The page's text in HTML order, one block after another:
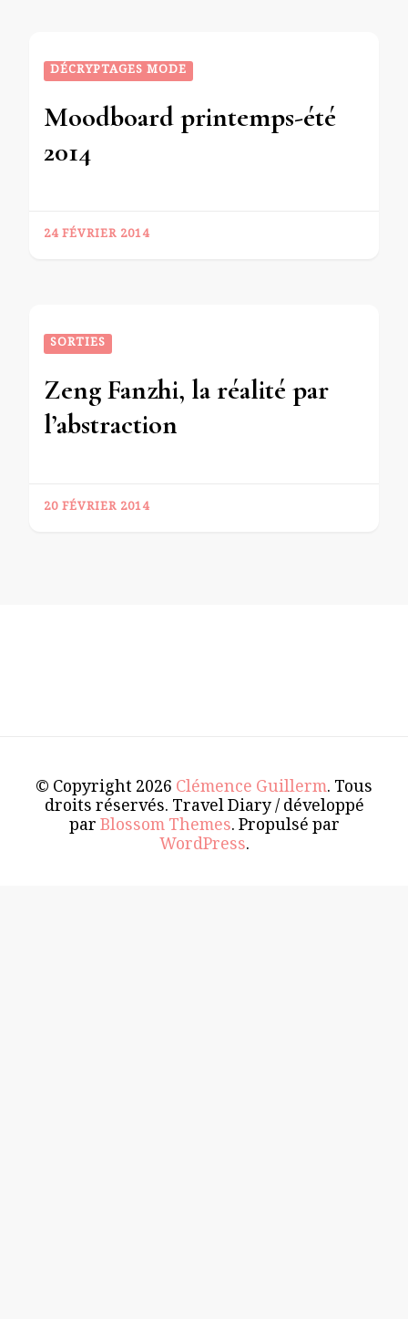
DÉCRYPTAGES MODE
Moodboard printemps-été
2014
24 FÉVRIER 2014
SORTIES
Zeng Fanzhi, la réalité par
l’abstraction
20 FÉVRIER 2014
© Copyright 2026 Clémence Guillerm. Tous
droits réservés. Travel Diary / développé
parBlossom Themes. Propulsé par
WordPress.